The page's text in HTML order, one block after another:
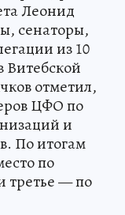
Леонид
сенаторы,
из 10
Витебской
отметил,
ЦФО по
и
По итогам
по
третье — по